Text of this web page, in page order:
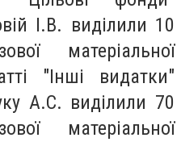
І.В. виділили 10
матеріальної
"Інші видатки"
А.С. виділили 70
матеріальної